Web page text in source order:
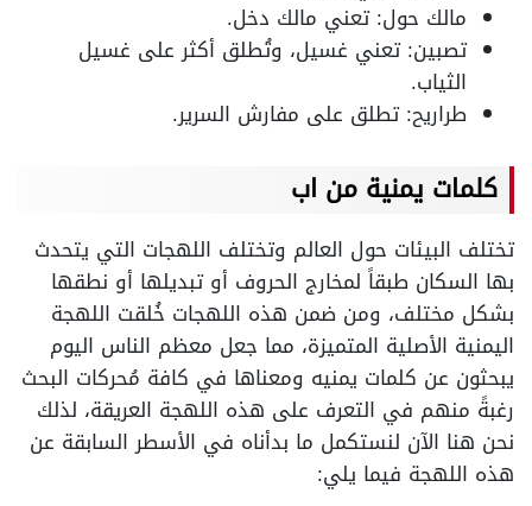
مالك حول: تعني مالك دخل.
تصبين: تعني غسيل، وتُطلق أكثر على غسيل
الثياب.
طراريح: تطلق على مفارش السرير.
كلمات يمنية من اب
تختلف البيئات حول العالم وتختلف اللهجات التي يتحدث
بها السكان طبقاً لمخارج الحروف أو تبديلها أو نطقها
بشكل مختلف، ومن ضمن هذه اللهجات خُلقت اللهجة
اليمنية الأصلية المتميزة، مما جعل معظم الناس اليوم
يبحثون عن كلمات يمنيه ومعناها في كافة مُحركات البحث
رغبةً منهم في التعرف على هذه اللهجة العريقة، لذلك
نحن هنا الآن لنستكمل ما بدأناه في الأسطر السابقة عن
هذه اللهجة فيما يلي: